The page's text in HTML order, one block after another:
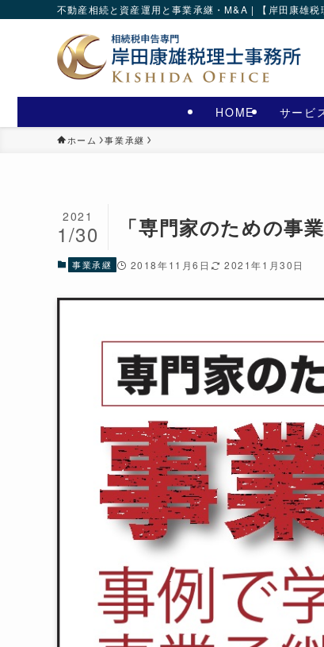
不動産相続と資産運用と事業承継・M&A | 【岸田康雄
HOME サービ
ホーム 事業承継
「専門家のための事
2021
1/30
事業承継 2018年11月6日 2021年1月30日